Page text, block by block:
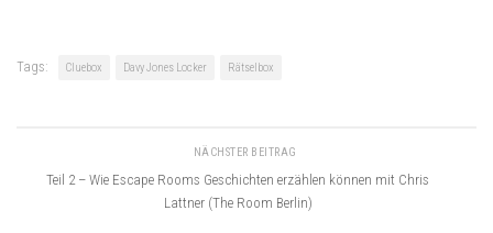
Tags: Cluebox Davy Jones Locker Rätselbox
NÄCHSTER BEITRAG
Teil 2 – Wie Escape Rooms Geschichten erzählen können mit Chris
Lattner (The Room Berlin)